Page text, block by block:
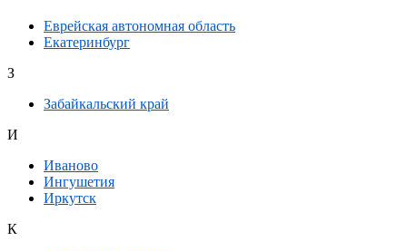
Еврейская автономная область
Екатеринбург
З
Забайкальский край
И
Иваново
Ингушетия
Иркутск
К